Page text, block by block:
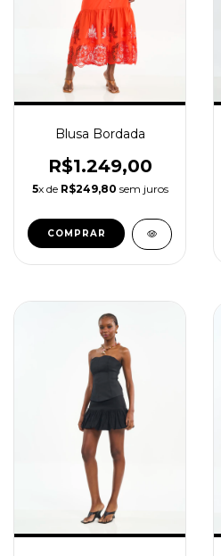
Blusa Bordada
R$1.249,00
5x de R$249,80 sem juros
COMPRAR